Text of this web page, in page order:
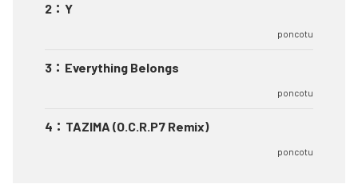
2 ： Y
poncotu
3 ： Everything Belongs
poncotu
4 ： TAZIMA (O.C.R.P7 Remix)
poncotu